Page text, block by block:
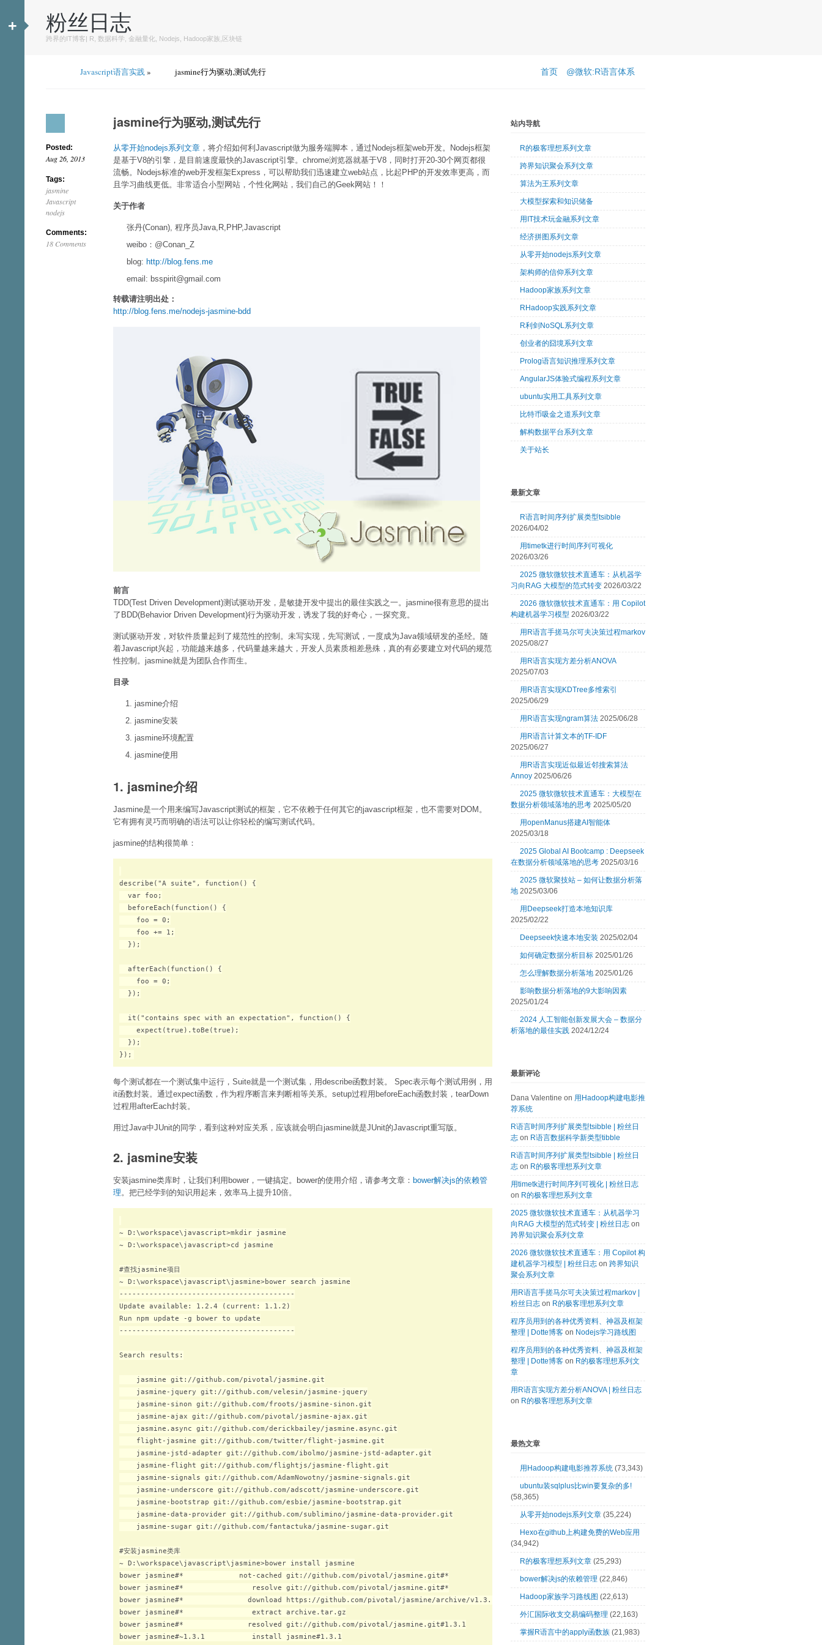
+ 粉丝日志
跨界的IT博客| R, 数据科学, 金融量化, Nodejs, Hadoop家族,区块链
Javascript语言实践» jasmine行为驱动,测试先行 首页 @微软:R语言体系
Posted:
Aug 26, 2013
Tags:
jasmine
Javascript
nodejs
Comments:
18 Comments
jasmine行为驱动,测试先行
从零开始nodejs系列文章 ，将介绍如何利Javascript做为服务端脚本，通过Nodejs框架web开发。Nodejs框架
是基于V8的引擎，是目前速度最快的Javascript引擎。chrome浏览器就基于V8，同时打开20-30个网页都很
流畅。Nodejs标准的web开发框架Express，可以帮助我们迅速建立web站点，比起PHP的开发效率更高，而
且学习曲线更低。非常适合小型网站，个性化网站，我们自己的Geek网站！！
关于作者
张丹(Conan), 程序员Java,R,PHP,Javascript
weibo：@Conan_Z
blog: http://blog.fens.me
email: bsspirit@gmail.com
转载请注明出处：
http://blog.fens.me/nodejs-jasmine-bdd
前言
TDD(Test Driven Development)测试驱动开发，是敏捷开发中提出的最佳实践之一。jasmine很有意思的提出
了BDD(Behavior Driven Development)行为驱动开发，诱发了我的好奇心，一探究竟。
测试驱动开发，对软件质量起到了规范性的控制。未写实现，先写测试，一度成为Java领域研发的圣经。随
着Javascript兴起，功能越来越多，代码量越来越大，开发人员素质相差悬殊，真的有必要建立对代码的规范
性控制。jasmine就是为团队合作而生。
目录
jasmine介绍
jasmine安装
jasmine环境配置
jasmine使用
1. jasmine介绍
Jasmine是一个用来编写Javascript测试的框架，它不依赖于任何其它的javascript框架，也不需要对DOM。
它有拥有灵巧而明确的语法可以让你轻松的编写测试代码。
jasmine的结构很简单：
describe("A suite", function() {
  var foo;
  beforeEach(function() {
    foo = 0;
    foo += 1;
  });
  afterEach(function() {
    foo = 0;
  });
  it("contains spec with an expectation", function() {
    expect(true).toBe(true);
  });
每个测试都在一个测试集中运行，Suite就是一个测试集，用describe函数封装。 Spec表示每个测试用例，用
it函数封装。通过expect函数，作为程序断言来判断相等关系。setup过程用beforeEach函数封装，tearDown
过程用afterEach封装。
用过Java中JUnit的同学，看到这种对应关系，应该就会明白jasmine就是JUnit的Javascript重写版。
2. jasmine安装
安装jasmine类库时，让我们利用bower，一键搞定。bower的使用介绍，请参考文章： bower解决js的依赖管
理。把已经学到的知识用起来，效率马上提升10倍。
~ D:\workspace\javascript>mkdir jasmine
~ D:\workspace\javascript>cd jasmine
#查找jasmine项目
~ D:\workspace\javascript\jasmine>bower search jasmine
-----------------------------------------
Update available: 1.2.4 (current: 1.1.2)
Run npm update -g bower to update
-----------------------------------------
Search results:
    jasmine git://github.com/pivotal/jasmine.git
    jasmine-jquery git://github.com/velesin/jasmine-jquery
    jasmine-sinon git://github.com/froots/jasmine-sinon.git
    jasmine-ajax git://github.com/pivotal/jasmine-ajax.git
    jasmine.async git://github.com/derickbailey/jasmine.async.git
    flight-jasmine git://github.com/twitter/flight-jasmine.git
    jasmine-jstd-adapter git://github.com/ibolmo/jasmine-jstd-adapter.git
    jasmine-flight git://github.com/flightjs/jasmine-flight.git
    jasmine-signals git://github.com/AdamNowotny/jasmine-signals.git
    jasmine-underscore git://github.com/adscott/jasmine-underscore.git
    jasmine-bootstrap git://github.com/esbie/jasmine-bootstrap.git
    jasmine-data-provider git://github.com/sublimino/jasmine-data-provider.git
    jasmine-sugar git://github.com/fantactuka/jasmine-sugar.git
#安装jasmine类库
~ D:\workspace\javascript\jasmine>bower install jasmine
bower jasmine#*             not-cached git://github.com/pivotal/jasmine.git#*
bower jasmine#*                resolve git://github.com/pivotal/jasmine.git#*
bower jasmine#*               download https://github.com/pivotal/jasmine/archive/v1.3.1.tar.gz
bower jasmine#*                extract archive.tar.gz
bower jasmine#*               resolved git://github.com/pivotal/jasmine.git#1.3.1
bower jasmine#~1.3.1           install jasmine#1.3.1
站内导航
R的极客理想系列文章
跨界知识聚会系列文章
算法为王系列文章
大模型探索和知识储备
用IT技术玩金融系列文章
经济拼图系列文章
从零开始nodejs系列文章
架构师的信仰系列文章
Hadoop家族系列文章
RHadoop实践系列文章
R利剑NoSQL系列文章
创业者的囧境系列文章
Prolog语言知识推理系列文章
AngularJS体验式编程系列文章
ubuntu实用工具系列文章
比特币吸金之道系列文章
解构数据平台系列文章
关于站长
最新文章
R语言时间序列扩展类型tsibble
2026/04/02
用timetk进行时间序列可视化
2026/03/26
2025 微软微软技术直通车：从机器学
习向RAG 大模型的范式转变 2026/03/22
2026 微软微软技术直通车：用 Copilot
构建机器学习模型 2026/03/22
用R语言手搓马尔可夫决策过程markov
2025/08/27
用R语言实现方差分析ANOVA
2025/07/03
用R语言实现KDTree多维索引
2025/06/29
用R语言实现ngram算法 2025/06/28
用R语言计算文本的TF-IDF
2025/06/27
用R语言实现近似最近邻搜索算法
Annoy 2025/06/26
2025 微软微软技术直通车：大模型在
数据分析领域落地的思考 2025/05/20
用openManus搭建AI智能体
2025/03/18
2025 Global AI Bootcamp : Deepseek
在数据分析领域落地的思考 2025/03/16
2025 微软聚技站 – 如何让数据分析落
地 2025/03/06
用Deepseek打造本地知识库
2025/02/22
Deepseek快速本地安装 2025/02/04
如何确定数据分析目标 2025/01/26
怎么理解数据分析落地 2025/01/26
影响数据分析落地的9大影响因素
2025/01/24
2024 人工智能创新发展大会 – 数据分
析落地的最佳实践 2024/12/24
最新评论
Dana Valentine on 用Hadoop构建电影推
荐系统
R语言时间序列扩展类型tsibble | 粉丝日
志 on R语言数据科学新类型tibble
R语言时间序列扩展类型tsibble | 粉丝日
志 on R的极客理想系列文章
用timetk进行时间序列可视化 | 粉丝日志
on R的极客理想系列文章
2025 微软微软技术直通车：从机器学习
向RAG 大模型的范式转变 | 粉丝日志 on
跨界知识聚会系列文章
2026 微软微软技术直通车：用 Copilot 构
建机器学习模型 | 粉丝日志 on 跨界知识
聚会系列文章
用R语言手搓马尔可夫决策过程markov |
粉丝日志 on R的极客理想系列文章
程序员用到的各种优秀资料、神器及框架
整理 | Dotte博客 on Nodejs学习路线图
程序员用到的各种优秀资料、神器及框架
整理 | Dotte博客 on R的极客理想系列文
章
用R语言实现方差分析ANOVA | 粉丝日志
on R的极客理想系列文章
最热文章
用Hadoop构建电影推荐系统 (73,343)
ubuntu装sqlplus比win要复杂的多!
(58,365)
从零开始nodejs系列文章 (35,224)
Hexo在github上构建免费的Web应用
(34,942)
R的极客理想系列文章 (25,293)
bower解决js的依赖管理 (22,846)
Hadoop家族学习路线图 (22,613)
外汇国际收支交易编码整理 (22,163)
掌握R语言中的apply函数族 (21,983)